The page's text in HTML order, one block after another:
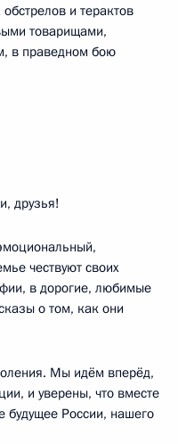
и терактов
товарищами,
в праведном бою
друзья!
чествуют своих
в дорогие, любимые
о том, как они
Мы идём вперёд,
и уверены, что вместе
будущее России, нашего